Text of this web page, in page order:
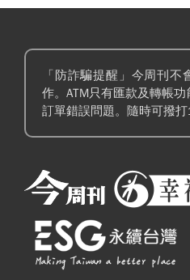
「防詐騙提醒」今周刊不
作。ATM只有匯款及轉帳
訂單錯誤問題。隨時可撥打